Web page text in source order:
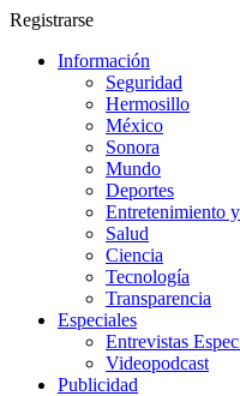
Registrarse
Información
Seguridad
Hermosillo
México
Sonora
Mundo
Deportes
Entretenimiento
Salud
Ciencia
Tecnología
Transparencia
Especiales
Entrevistas
Videopodcast
Publicidad